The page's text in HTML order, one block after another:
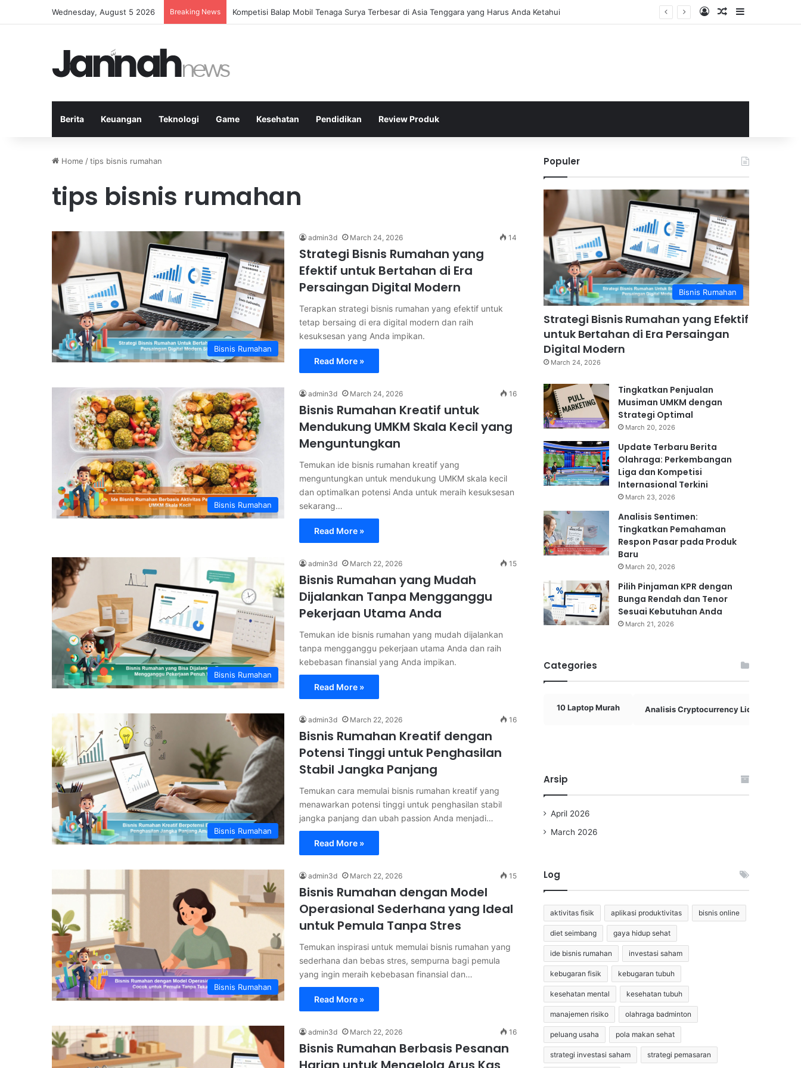
Wednesday, August 5 2026 Breaking News Kompetisi Balap Mobil Tenaga Surya Terbesar di Asia Tenggara yang Harus Anda Ketahui Log InRandom Article
Sidebar
Berita Keuangan Teknologi Game Kesehatan Pendidikan Review Produk
Home /tips bisnis rumahan
tips bisnis rumahan
Bisnis Rumahan
admin3d March 24, 2026 14
Strategi Bisnis Rumahan yang
Efektif untuk Bertahan di Era
Persaingan Digital Modern
Terapkan strategi bisnis rumahan yang efektif untuk
tetap bersaing di era digital modern dan raih
kesuksesan yang Anda impikan.
Read More »
Bisnis Rumahan
admin3d March 24, 2026 16
Bisnis Rumahan Kreatif untuk
Mendukung UMKM Skala Kecil yang
Menguntungkan
Temukan ide bisnis rumahan kreatif yang
menguntungkan untuk mendukung UMKM skala kecil
dan optimalkan potensi Anda untuk meraih kesuksesan
sekarang…
Read More »
Bisnis Rumahan
admin3d March 22, 2026 15
Bisnis Rumahan yang Mudah
Dijalankan Tanpa Mengganggu
Pekerjaan Utama Anda
Temukan ide bisnis rumahan yang mudah dijalankan
tanpa mengganggu pekerjaan utama Anda dan raih
kebebasan finansial yang Anda impikan.
Read More »
Bisnis Rumahan
admin3d March 22, 2026 16
Bisnis Rumahan Kreatif dengan
Potensi Tinggi untuk Penghasilan
Stabil Jangka Panjang
Temukan cara memulai bisnis rumahan kreatif yang
menawarkan potensi tinggi untuk penghasilan stabil
jangka panjang dan ubah passion Anda menjadi…
Read More »
Bisnis Rumahan
admin3d March 22, 2026 15
Bisnis Rumahan dengan Model
Operasional Sederhana yang Ideal
untuk Pemula Tanpa Stres
Temukan inspirasi untuk memulai bisnis rumahan yang
sederhana dan bebas stres, sempurna bagi pemula
yang ingin meraih kebebasan finansial dan…
Read More »
admin3d March 22, 2026 16
Bisnis Rumahan Berbasis Pesanan
Populer
Bisnis Rumahan
Strategi Bisnis Rumahan yang Efektif
untuk Bertahan di Era Persaingan
Digital Modern
March 24, 2026
Tingkatkan Penjualan
Musiman UMKM dengan
Strategi Optimal
March 20, 2026
Update Terbaru Berita
Olahraga: Perkembangan
Liga dan Kompetisi
Internasional Terkini
March 23, 2026
Analisis Sentimen:
Tingkatkan Pemahaman
Respon Pasar pada Produk
Baru
March 20, 2026
Pilih Pinjaman KPR dengan
Bunga Rendah dan Tenor
Sesuai Kebutuhan Anda
March 21, 2026
Categories
10 Laptop Murah Analisis Cryptocurrency Liquidity
Arsip
April 2026
March 2026
Log
aktivitas fisik aplikasi produktivitas bisnis online
diet seimbang gaya hidup sehat
ide bisnis rumahan investasi saham
kebugaran fisik kebugaran tubuh
kesehatan mental kesehatan tubuh
manajemen risiko olahraga badminton
peluang usaha pola makan sehat
strategi investasi saham strategi pemasaran